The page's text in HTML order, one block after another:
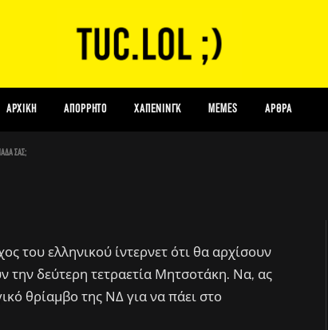
ΑΡΧΙΚΗ Απόρρητο Χάπενινγκ Memes Αρθρα
σας;
Martin Scorsese στις
σας;
του ελληνικού ίντερνετ ότι θα αρχίσουν
την δεύτερη τετραετία Μητσοτάκη. Να, ας
θρίαμβο της ΝΔ για να πάει στο